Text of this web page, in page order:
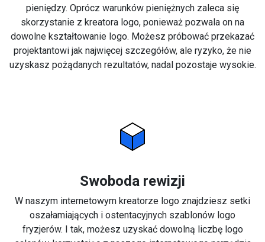
pieniędzy. Oprócz warunków pieniężnych zaleca się
skorzystanie z kreatora logo, ponieważ pozwala on na
dowolne kształtowanie logo. Możesz próbować przekazać
projektantowi jak najwięcej szczegółów, ale ryzyko, że nie
uzyskasz pożądanych rezultatów, nadal pozostaje wysokie.
Swoboda rewizji
W naszym internetowym kreatorze logo znajdziesz setki
oszałamiających i ostentacyjnych szablonów logo
fryzjerów. I tak, możesz uzyskać dowolną liczbę logo